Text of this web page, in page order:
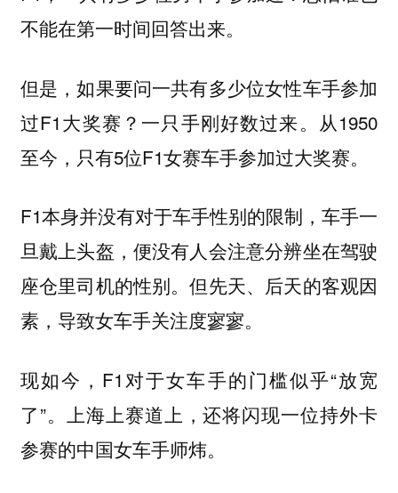
不能在第一时间回答出来。
但是，如果要问一共有多少位女性车手参加
过F1大奖赛？一只手刚好数过来。从1950
至今，只有5位F1女赛车手参加过大奖赛。
F1本身并没有对于车手性别的限制，车手一
旦戴上头盔，便没有人会注意分辨坐在驾驶
座仓里司机的性别。但先天、后天的客观因
素，导致女车手关注度寥寥。
现如今，F1对于女车手的门槛似乎“放宽
了”。上海上赛道上，还将闪现一位持外卡
参赛的中国女车手师炜。